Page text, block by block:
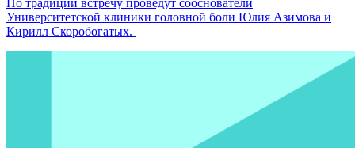
Университетской клиники головной боли Юлия Азимова и
Кирилл Скоробогатых.